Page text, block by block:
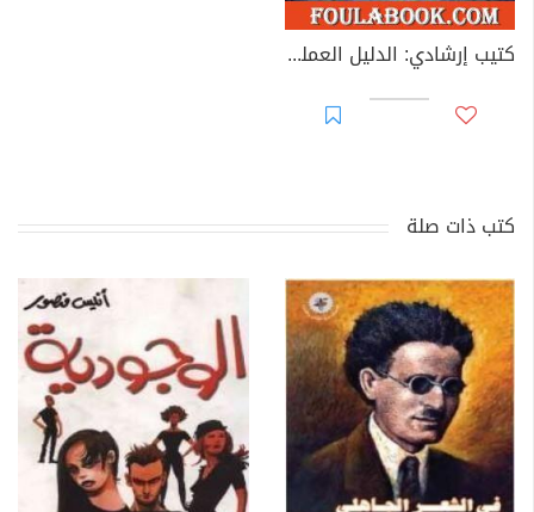
كتيب إرشادي: الدليل العملي للتخلص من الإدمان على الهاتف
كتب ذات صلة